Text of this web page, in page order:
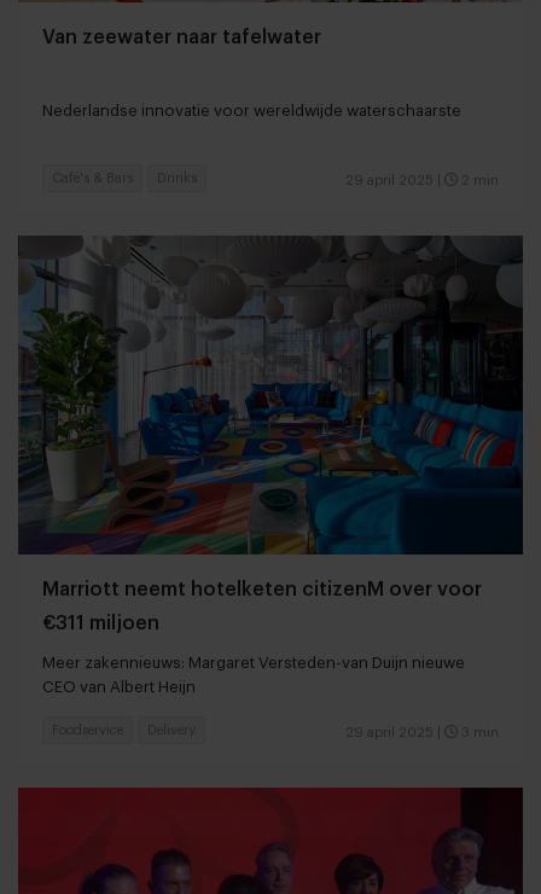
Van zeewater naar tafelwater
Nederlandse innovatie voor wereldwijde waterschaarste
29 april 2025 2 min
Café's & Bars Drinks
Marriott neemt hotelketen citizenM over voor
€311 miljoen
Meer zakennieuws: Margaret Versteden-van Duijn nieuwe
CEO van Albert Heijn
29 april 2025 3 min
Foodservice Delivery